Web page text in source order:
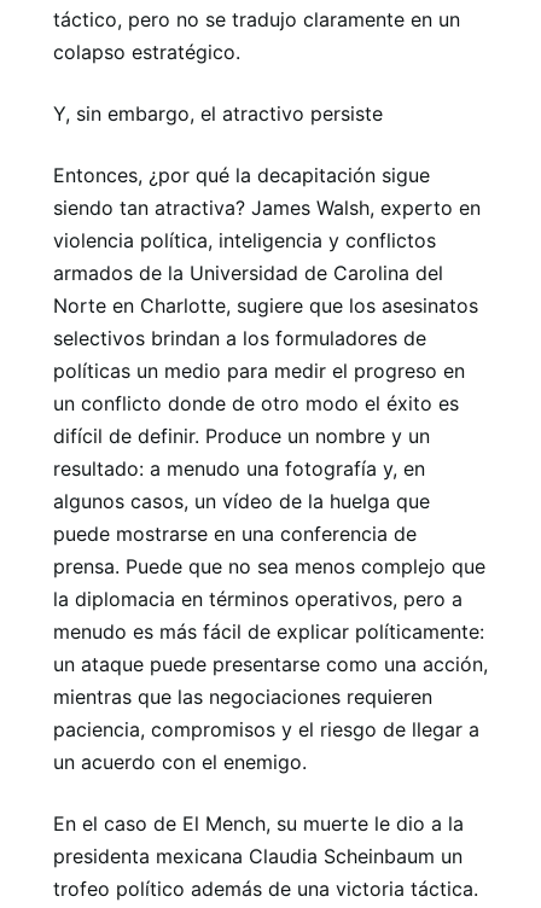
táctico, pero no se tradujo claramente en un
colapso estratégico.
Y, sin embargo, el atractivo persiste
Entonces, ¿por qué la decapitación sigue
siendo tan atractiva? James Walsh, experto en
violencia política, inteligencia y conflictos
armados de la Universidad de Carolina del
Norte en Charlotte, sugiere que los asesinatos
selectivos brindan a los formuladores de
políticas un medio para medir el progreso en
un conflicto donde de otro modo el éxito es
difícil de definir. Produce un nombre y un
resultado: a menudo una fotografía y, en
algunos casos, un vídeo de la huelga que
puede mostrarse en una conferencia de
prensa. Puede que no sea menos complejo que
la diplomacia en términos operativos, pero a
menudo es más fácil de explicar políticamente:
un ataque puede presentarse como una acción,
mientras que las negociaciones requieren
paciencia, compromisos y el riesgo de llegar a
un acuerdo con el enemigo.
En el caso de El Mench, su muerte le dio a la
presidenta mexicana Claudia Scheinbaum un
trofeo político además de una victoria táctica.